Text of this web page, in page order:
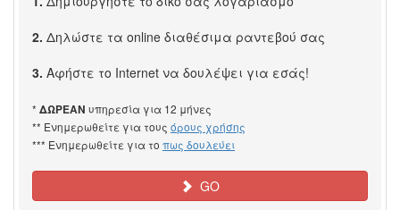
2. Δηλώστε τα online διαθέσιμα ραντεβού σας
3. Αφήστε το Internet να δουλέψει για εσάς!
* ΔΩΡΕΑΝ υπηρεσία για 12 μήνες
** Ενημερωθείτε για τους όρους χρήσης
*** Ενημερωθείτε για το πως δουλεύει
GO